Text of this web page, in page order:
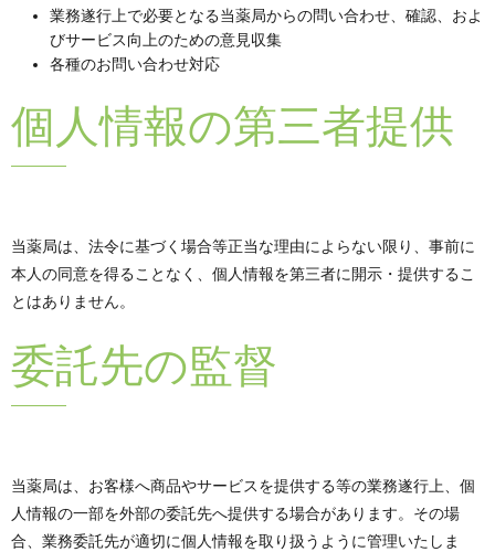
業務遂行上で必要となる当薬局からの問い合わせ、確認、およ
びサービス向上のための意見収集
各種のお問い合わせ対応
個人情報の第三者提供
当薬局は、法令に基づく場合等正当な理由によらない限り、事前に
本人の同意を得ることなく、個人情報を第三者に開示・提供するこ
とはありません。
委託先の監督
当薬局は、お客様へ商品やサービスを提供する等の業務遂行上、個
人情報の一部を外部の委託先へ提供する場合があります。その場
合、業務委託先が適切に個人情報を取り扱うように管理いたしま